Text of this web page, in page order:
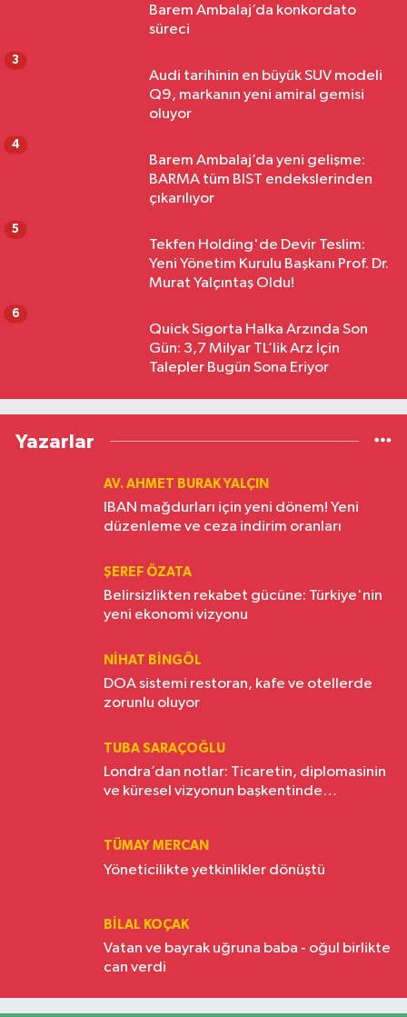
Barem Ambalaj’da konkordato
süreci
Audi tarihinin en büyük SUV modeli
Q9, markanın yeni amiral gemisi
oluyor
3
Barem Ambalaj’da yeni gelişme:
BARMA tüm BIST endekslerinden
çıkarılıyor
4
Tekfen Holding'de Devir Teslim:
Yeni Yönetim Kurulu Başkanı Prof. Dr.
Murat Yalçıntaş Oldu!
5
Quick Sigorta Halka Arzında Son
Gün: 3,7 Milyar TL’lik Arz İçin
Talepler Bugün Sona Eriyor
6
Yazarlar
AV. AHMET BURAK YALÇIN
IBAN mağdurları için yeni dönem! Yeni
düzenleme ve ceza indirim oranları
ŞEREF ÖZATA
Belirsizlikten rekabet gücüne: Türkiye'nin
yeni ekonomi vizyonu
NIHAT BINGÖL
DOA sistemi restoran, kafe ve otellerde
zorunlu oluyor
TUBA SARAÇOĞLU
Londra’dan notlar: Ticaretin, diplomasinin
ve küresel vizyonun başkentinde
TÜMAY MERCAN
Yöneticilikte yetkinlikler dönüştü
BILAL KOÇAK
Vatan ve bayrak uğruna baba - oğul birlikte
can verdi